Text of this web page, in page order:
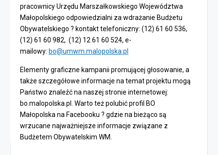
pracownicy Urzędu Marszałkowskiego Województwa
Małopolskiego odpowiedzialni za wdrażanie Budżetu
Obywatelskiego ? kontakt telefoniczny: (12) 61 60 536,
(12) 61 60 982, (12) 12 61 60 524, e-
mailowy: bo@umwm.malopolska.pl
Elementy graficzne kampanii promującej głosowanie, a
także szczegółowe informacje na temat projektu mogą
Państwo znaleźć na naszej stronie internetowej:
bo.malopolska.pl. Warto też polubić profil BO
Małopolska na Facebooku ? gdzie na bieżąco są
wrzucane najważniejsze informacje związane z
Budżetem Obywatelskim WM.